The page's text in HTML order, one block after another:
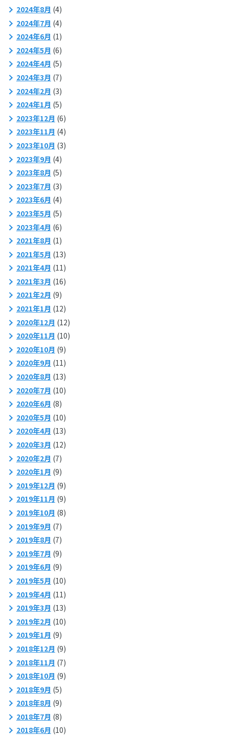
2024年8月 (4)
2024年7月 (4)
2024年6月 (1)
2024年5月 (6)
2024年4月 (5)
2024年3月 (7)
2024年2月 (3)
2024年1月 (5)
2023年12月 (6)
2023年11月 (4)
2023年10月 (3)
2023年9月 (4)
2023年8月 (5)
2023年7月 (3)
2023年6月 (4)
2023年5月 (5)
2023年4月 (6)
2021年8月 (1)
2021年5月 (13)
2021年4月 (11)
2021年3月 (16)
2021年2月 (9)
2021年1月 (12)
2020年12月 (12)
2020年11月 (10)
2020年10月 (9)
2020年9月 (11)
2020年8月 (13)
2020年7月 (10)
2020年6月 (8)
2020年5月 (10)
2020年4月 (13)
2020年3月 (12)
2020年2月 (7)
2020年1月 (9)
2019年12月 (9)
2019年11月 (9)
2019年10月 (8)
2019年9月 (7)
2019年8月 (7)
2019年7月 (9)
2019年6月 (9)
2019年5月 (10)
2019年4月 (11)
2019年3月 (13)
2019年2月 (10)
2019年1月 (9)
2018年12月 (9)
2018年11月 (7)
2018年10月 (9)
2018年9月 (5)
2018年8月 (9)
2018年7月 (8)
2018年6月 (10)